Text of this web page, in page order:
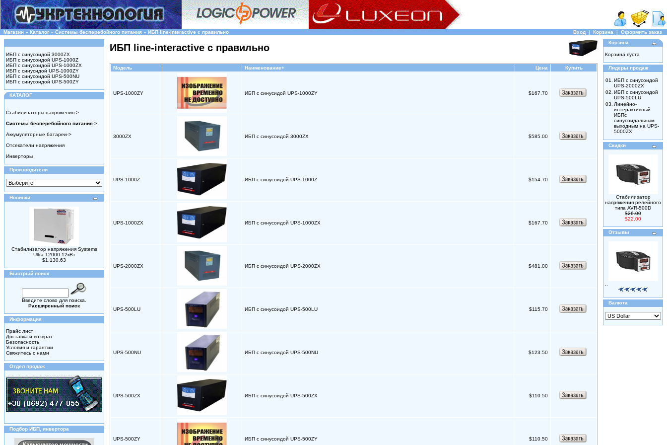
Магазин » Каталог » Системы бесперебойного питания » ИБП line-interactive c правильно Вход | Корзина | Оформить заказ
ИБП с синусоидой 3000ZX
ИБП с синусоидой UPS-1000Z
ИБП с синусоидой UPS-1000ZX
ИБП с синусидой UPS-1000ZY
ИБП с синусоидой UPS-500NU
ИБП с синусоидой UPS-500ZY
КАТАЛОГ
Стабилизаторы напряжения->
Системы бесперебойного питания->
Аккумуляторные батареи->
Отсекатели напряжения
Инверторы
Производители
Новинки
Стабилизатор напряжения Systems
Ultra 12000 12кВт
$1,130.63
Быстрый поиск
Введите слово для поиска.
Расширенный поиск
Информация
Прайс лист
Доставка и возврат
Безопасность
Условия и гарантии
Свяжитесь с нами
Отдел продаж
Подбор ИБП, инвертора
ИБП line-interactive c правильно
Модель Наименование+ Цена Купить
UPS-1000ZY ИБП с синусидой UPS-1000ZY $167.70
3000ZX ИБП с синусоидой 3000ZX $585.00
UPS-1000Z ИБП с синусоидой UPS-1000Z $154.70
UPS-1000ZX ИБП с синусоидой UPS-1000ZX $167.70
UPS-2000ZX ИБП с синусоидой UPS-2000ZX $481.00
UPS-500LU ИБП с синусоидой UPS-500LU $115.70
UPS-500NU ИБП с синусоидой UPS-500NU $123.50
UPS-500ZX ИБП с синусоидой UPS-500ZX $110.50
UPS-500ZY ИБП с синусоидой UPS-500ZY $110.50
Корзина
Корзина пуста
Лидеры продаж
01.
ИБП с синусоидой
UPS-2000ZX
02. ИБП с синусоидой
UPS-500LU
03.
Линейно-
интерактивный
ИБПс
синусоидальным
выходным на UPS-
5000ZX
Скидки
Стабилизатор
напряжения релейного
типа AVR-500D
$26.00
$22.00
Отзывы
Валюта